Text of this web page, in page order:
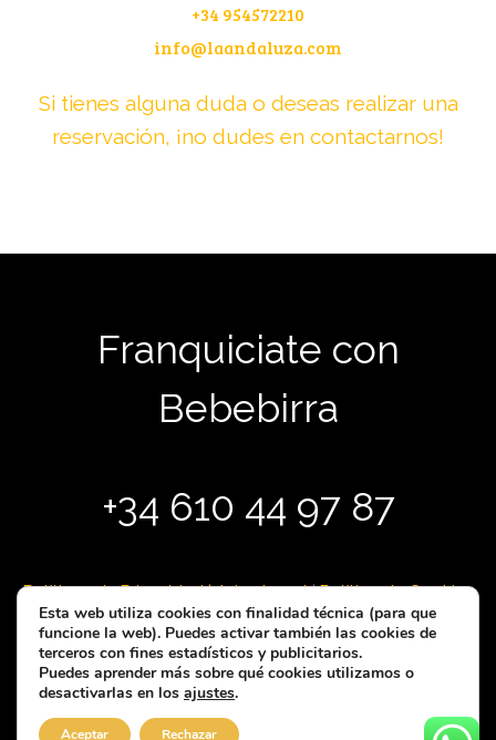
+34 954572210
info@laandaluza.com
Si tienes alguna duda o deseas realizar una
reservación, ¡no dudes en contactarnos!
Franquiciate con
Bebebirra
+34 610 44 97 87
Políticas de Privacidad|Aviso Legal|Política de Cookies
Copyright © 2026 Franquicia de cervecería y tapas |
Powered by BebeBirra
Esta web utiliza cookies con finalidad técnica (para que
funcione la web). Puedes activar también las cookies de
terceros con fines estadísticos y publicitarios.
Puedes aprender más sobre qué cookies utilizamos o
desactivarlas en los ajustes.
Aceptar Rechazar